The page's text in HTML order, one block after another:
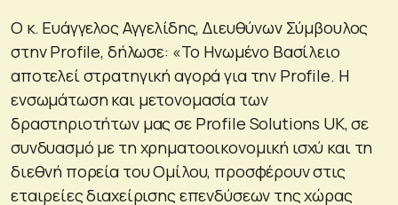
Ο κ. Ευάγγελος Αγγελίδης, Διευθύνων Σύμβουλος
στην Profile, δήλωσε: «Το Ηνωμένο Βασίλειο
αποτελεί στρατηγική αγορά για την Profile. Η
ενσωμάτωση και μετονομασία των
δραστηριοτήτων μας σε Profile Solutions UK, σε
συνδυασμό με τη χρηματοοικονομική ισχύ και τη
διεθνή πορεία του Ομίλου, προσφέρουν στις
εταιρείες διαχείρισης επενδύσεων της χώρας